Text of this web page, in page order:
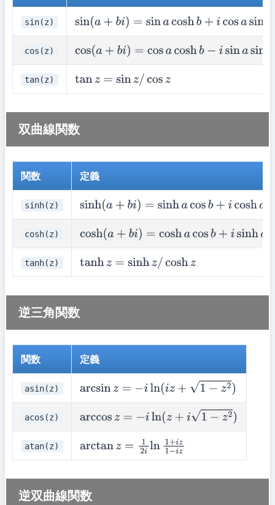
sin(z) sin(a+ bi )=sinacoshb+icosasinhb
cos(z) cos(a+bi )=cosacoshb−isina sinh b
tan(z) tanz= sin z/cosz
双曲線関数
関数 定義
sinh(z) sinh(a+ bi) =sinha cosb +icoshasinb
cosh(z) cosh(a+bi )=coshacosb+isinhasinb
tanh(z) tanhz= sinhz/cosh z
逆三角関数
関数 定義
asin(z) arcsinz= −iln(iz +1−z2 )
acos(z) arccosz= −i ln(z +i1−z2)
atan(z) arctanz = 12i ln1+iz 1−iz
逆双曲線関数